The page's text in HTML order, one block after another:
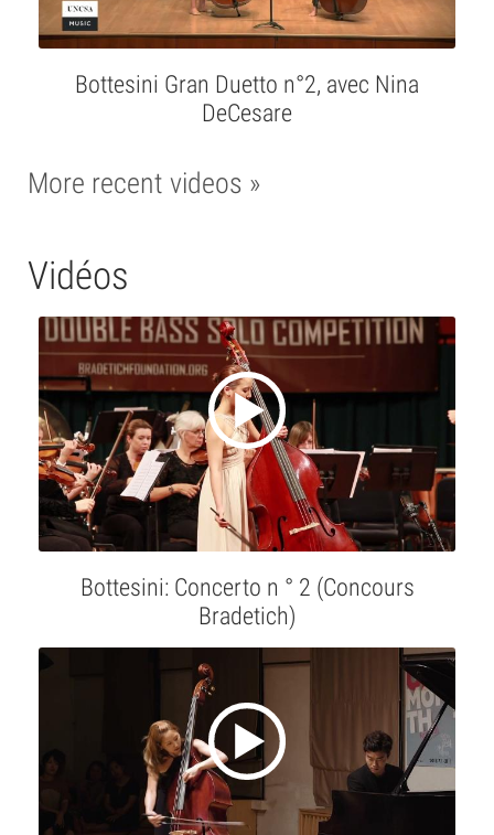
Bottesini Gran Duetto n°2, avec Nina
DeCesare
More recent videos »
Vidéos
Bottesini: Concerto n ° 2 (Concours
Bradetich)